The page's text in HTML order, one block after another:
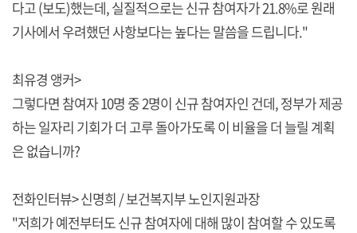
다고 (보도)했는데, 실질적으로는 신규 참여자가 21.8%로 원래
기사에서 우려했던 사항보다는 높다는 말씀을 드립니다."
최유경 앵커>
그렇다면 참여자 10명 중 2명이 신규 참여자인 건데, 정부가 제공
하는 일자리 기회가 더 고루 돌아가도록 이 비율을 더 늘릴 계획
은 없습니까?
전화인터뷰> 신명희 / 보건복지부 노인지원과장
"저희가 예전부터도 신규 참여자에 대해 많이 참여할 수 있도록